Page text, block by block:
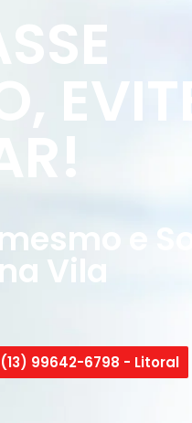
e
Vila
(13) 99642-6798 - Litoral